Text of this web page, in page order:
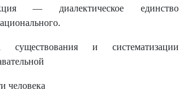
— диалектическое единство
существования и систематизации
человека